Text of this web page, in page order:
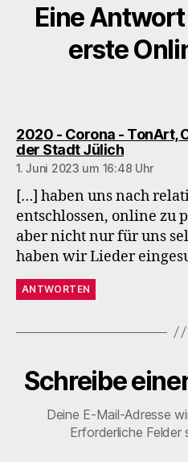
Eine
erste
2020 - Corona - TonArt,
der Stadt Jülichsagt:
1. Juni 2023 um 16:48 Uhr
[…] haben uns nach
entschlossen, online zu
aber nicht nur für uns
haben wir Lieder
ANTWORTEN
Schreibe
Deine E-Mail-Adresse
Erforderliche Felder